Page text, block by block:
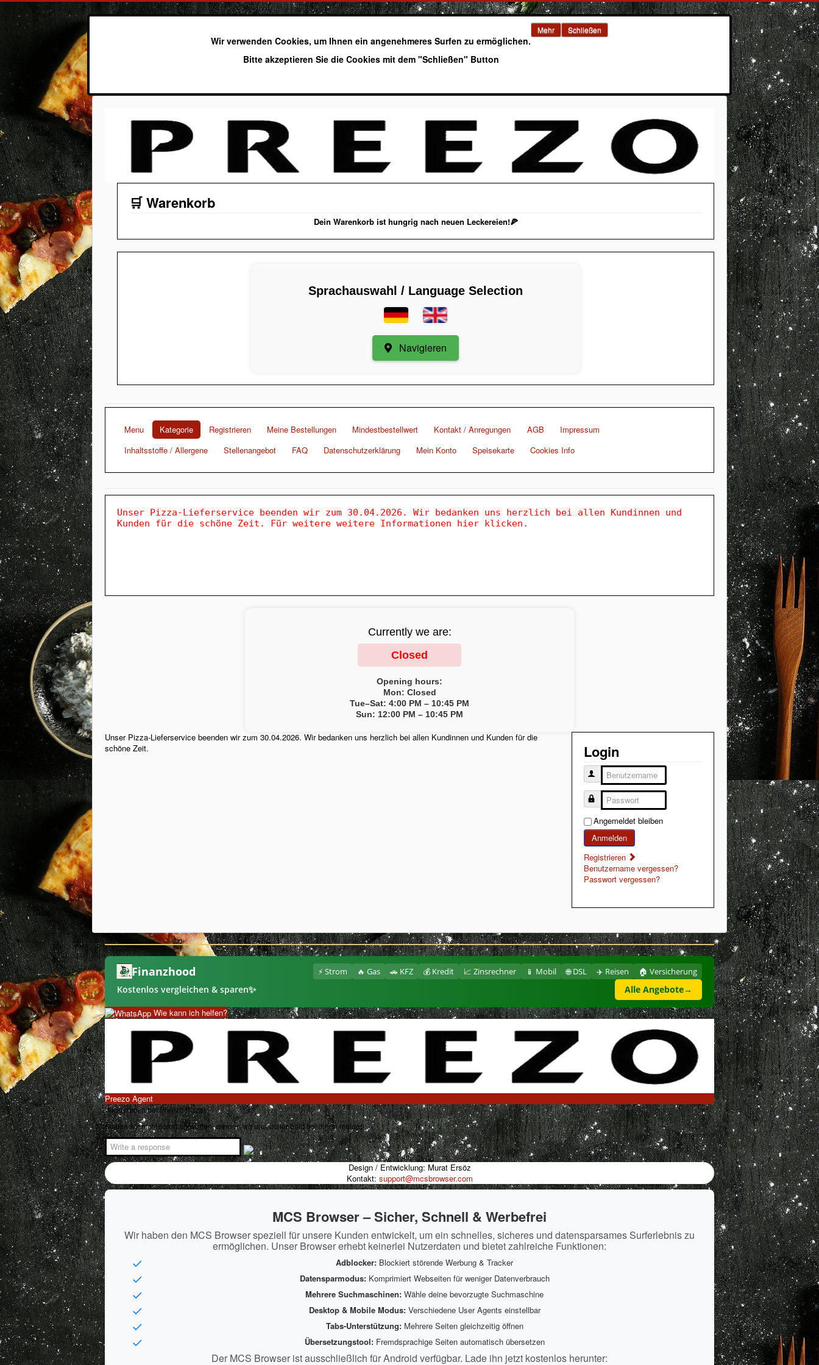
Wir verwenden Cookies, um Ihnen ein angenehmeres Surfen zu ermöglichen.
Bitte akzeptieren Sie die Cookies mit dem "Schließen" Button
Mehr Schließen
🛒 Warenkorb
Dein Warenkorb ist hungrig nach neuen Leckereien!🍕
Sprachauswahl / Language Selection
Navigieren
Menu Kategorie Registrieren Meine Bestellungen Mindestbestellwert Kontakt / Anregungen AGB
Impressum
Inhaltsstoffe / Allergene
Stellenangebot FAQ Datenschutzerklärung Mein Konto Speisekarte Cookies Info
Unser Pizza-Lieferservice beenden wir zum 30.04.2026. Wir bedanken uns herzlich bei allen Kundinnen und
Kunden für die schöne Zeit. Für weitere weitere Informationen hier klicken.
Currently we are:
Closed
Opening hours:
Mon: Closed
Tue–Sat: 4:00 PM – 10:45 PM
Sun: 12:00 PM – 10:45 PM
Unser Pizza-Lieferservice beenden wir zum 30.04.2026. Wir bedanken uns herzlich bei allen Kundinnen und Kunden für die
schöne Zeit.
Login
Benutzername
Passwort
Angemeldet bleiben
Anmelden
Registrieren
Benutzername vergessen?
Passwort vergessen?
Finanzhood ⚡ Strom 🔥 Gas 🚗 KFZ 💰 Kredit 📈 Zinsrechner 📱 Mobil 🌐 DSL ✈️ Reisen 🏠 Versicherung
Kostenlos vergleichen & sparen✨ Alle Angebote→
Wie kann ich helfen?
Preezo Agent
Willkommen bei Preezo Pizza!
Sollten wir nicht sofort antworten, werden wir uns sicher bald bei Ihnen melden.
Design / Entwicklung: Murat Ersöz
Kontakt: support@mcsbrowser.com
MCS Browser – Sicher, Schnell & Werbefrei
Wir haben den MCS Browser speziell für unsere Kunden entwickelt, um ein schnelles, sicheres und datensparsames Surferlebnis zu
ermöglichen. Unser Browser erhebt keinerlei Nutzerdaten und bietet zahlreiche Funktionen:
Adblocker: Blockiert störende Werbung & Tracker
Datensparmodus:Komprimiert Webseiten für weniger Datenverbrauch
Mehrere Suchmaschinen: Wähle deine bevorzugte Suchmaschine
Desktop & Mobile Modus:Verschiedene User Agents einstellbar
Tabs-Unterstützung:Mehrere Seiten gleichzeitig öffnen
Übersetzungstool:Fremdsprachige Seiten automatisch übersetzen
Der MCS Browser ist ausschließlich für Android verfügbar. Lade ihn jetzt kostenlos herunter: